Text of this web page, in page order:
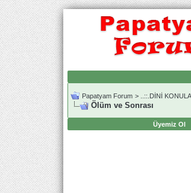
Papatyam Forum > ..::.DİNİ
Ölüm ve Sonrası
Üyemiz Ol